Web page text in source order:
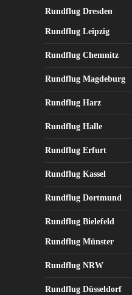
Rundflug Dresden
Rundflug Leipzig
Rundflug Chemnitz
Rundflug Magdeburg
Rundflug Harz
Rundflug Halle
Rundflug Erfurt
Rundflug Kassel
Rundflug Dortmund
Rundflug Bielefeld
Rundflug Münster
Rundflug NRW
Rundflug Düsseldorf